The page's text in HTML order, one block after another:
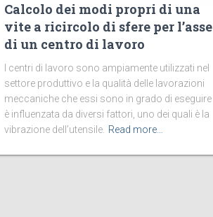
Calcolo dei modi propri di una
vite a ricircolo di sfere per l’asse
di un centro di lavoro
I centri di lavoro sono ampiamente utilizzati nel
settore produttivo e la qualità delle lavorazioni
meccaniche che essi sono in grado di eseguire
è influenzata da diversi fattori, uno dei quali è la
vibrazione dell’utensile. Read more…